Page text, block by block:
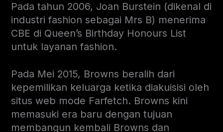
Pada tahun 2006, Joan Burstein (dikenal di
industri fashion sebagai Mrs B) menerima
CBE di Queen’s Birthday Honours List
untuk layanan fashion.
Pada Mei 2015, Browns beralih dari
kepemilikan keluarga ketika diakuisisi oleh
situs web mode Farfetch. Browns kini
memasuki era baru dengan tujuan
membangun kembali Browns dan